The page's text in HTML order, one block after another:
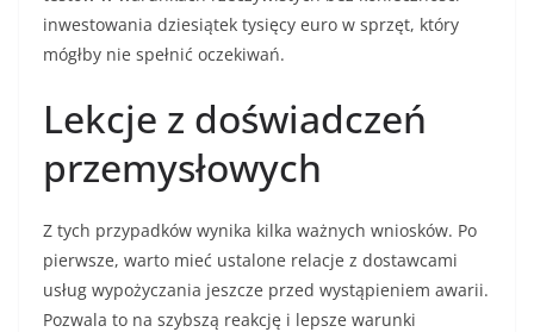
inwestowania dziesiątek tysięcy euro w sprzęt, który
mógłby nie spełnić oczekiwań.
Lekcje z doświadczeń
przemysłowych
Z tych przypadków wynika kilka ważnych wniosków. Po
pierwsze, warto mieć ustalone relacje z dostawcami
usług wypożyczania jeszcze przed wystąpieniem awarii.
Pozwala to na szybszą reakcję i lepsze warunki